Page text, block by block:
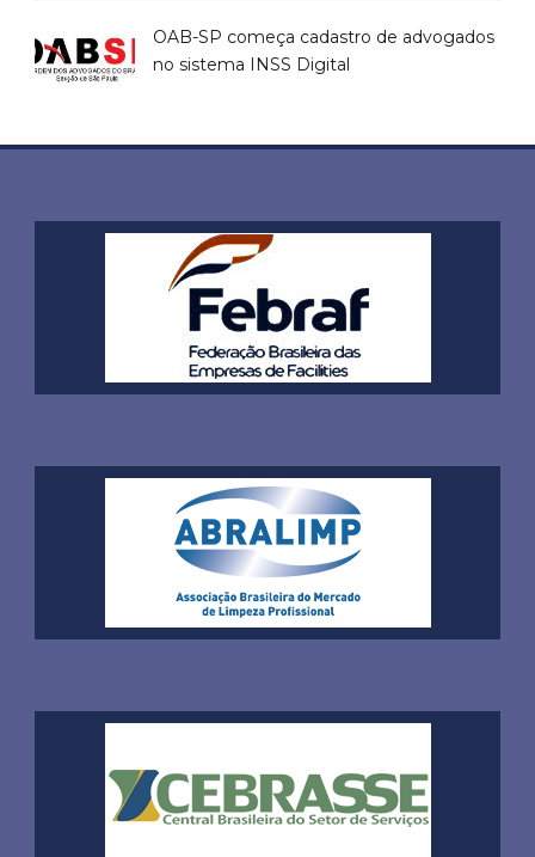
OAB-SP começa cadastro de advogados
no sistema INSS Digital